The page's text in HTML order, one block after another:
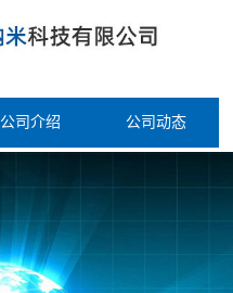
公司介绍 公司动态